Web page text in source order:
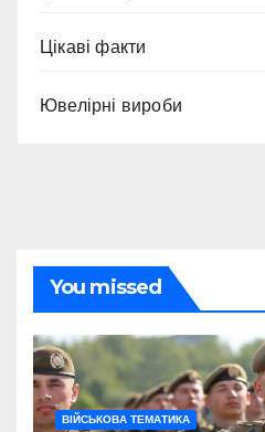
Цікаві факти
Ювелірні вироби
You missed
ВІЙСЬКОВА ТЕМАТИКА